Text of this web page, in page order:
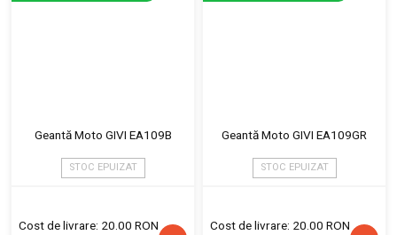
Geantă Moto GIVI EA109B
STOC EPUIZAT
Cost de livrare: 20.00 RON
Geantă Moto GIVI EA109GR
STOC EPUIZAT
Cost de livrare: 20.00 RON